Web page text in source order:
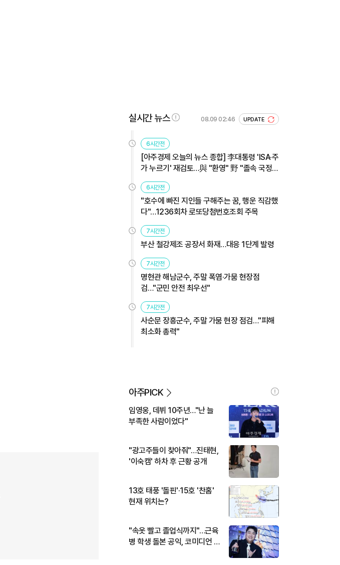
실시간 뉴스 08.09 02:46 UPDATE
6시간전
[아주경제 오늘의 뉴스 종합] 李대통령 'ISA·주
가 누르기' 재검토…與 "환영" 野 "졸속 국정"
外
6시간전
"호수에 빠진 지인들 구해주는 꿈, 행운 직감했
다"…1236회차 로또당첨번호조회 주목
7시간전
부산 철강제조 공장서 화재…대응 1단계 발령
7시간전
명현관 해남군수, 주말 폭염·가뭄 현장점
검…"군민 안전 최우선"
7시간전
사순문 장흥군수, 주말 가뭄 현장 점검…"피해
최소화 총력"
아주PICK
임영웅, 데뷔 10주년…"난 늘
부족한 사람이었다"
"광고주들이 찾아줘"…진태현,
'이숙캠' 하차 후 근황 공개
13호 태풍 '돌핀'·15호 '찬홈'
현재 위치는?
"속옷 빨고 졸업식까지"…근육
병 학생 돌본 공익, 코미디언 김